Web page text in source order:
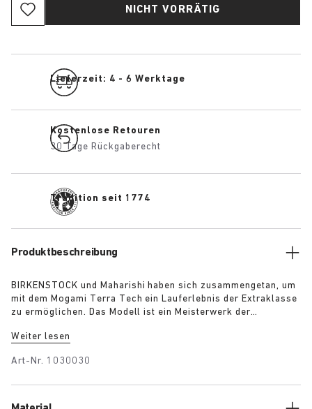
NICHT VORRÄTIG
Lieferzeit: 4 - 6 Werktage
Kostenlose Retouren
30 Tage Rückgaberecht
Tradition seit 1774
Produktbeschreibung
BIRKENSTOCK und Maharishi haben sich zusammengetan, um
mit dem Mogami Terra Tech ein Lauferlebnis der Extraklasse
zu ermöglichen. Das Modell ist ein Meisterwerk der
es zum perfekten Begleiter bei Outdoor-Aktivitäten machen.
glänzendem Gurtband, die jeweils mit einer hochfunktionellen
wasserfeste Version von BIRKENSTOCKs legendärem
Weiter lesen
Art-Nr. 1030030